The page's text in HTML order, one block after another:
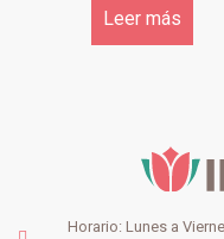
Leer más
Horario: Lunes a